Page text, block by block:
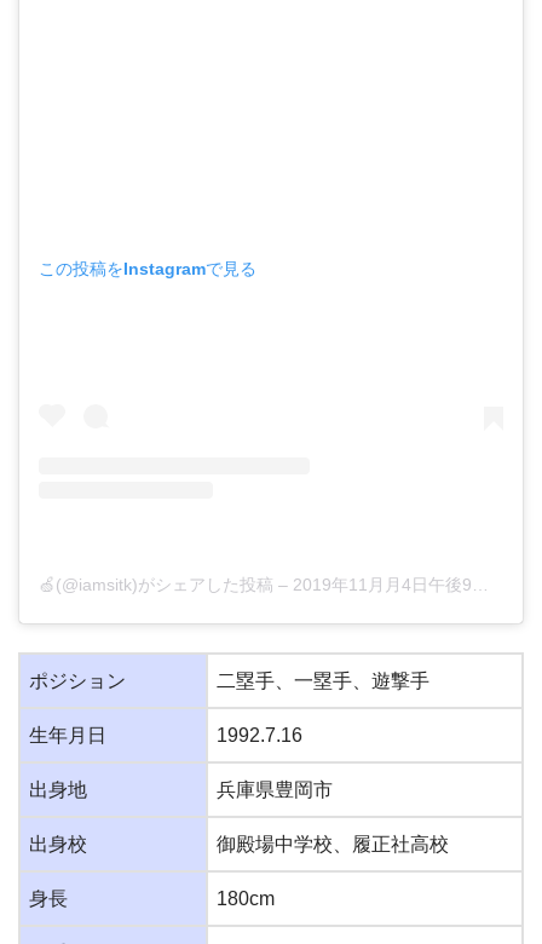
この投稿をInstagramで見る
🍏(@iamsitk)がシェアした投稿 – 2019年11月月4日午後9時35分PST
ポジション 二塁手、一塁手、遊撃手
生年月日 1992.7.16
出身地 兵庫県豊岡市
出身校 御殿場中学校、履正社高校
身長 180cm